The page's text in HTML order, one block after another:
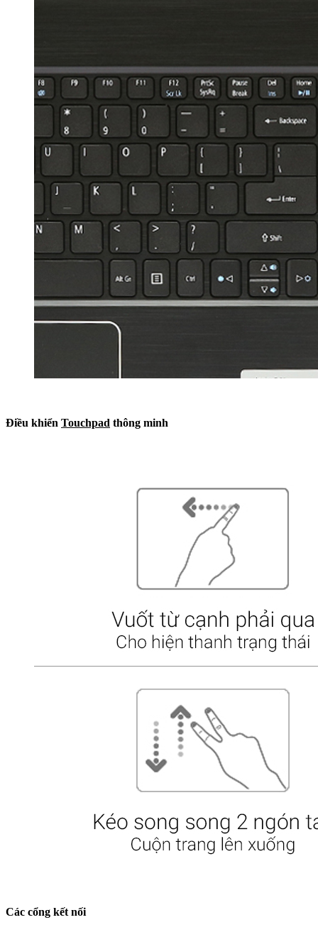
Điều khiển Touchpad thông minh
Các cổng kết nối